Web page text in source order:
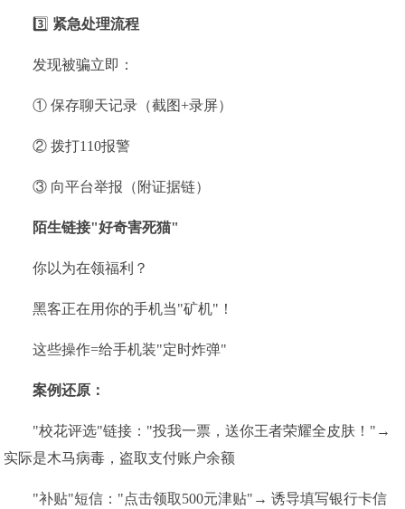
3️⃣ 紧急处理流程
发现被骗立即：
① 保存聊天记录（截图+录屏）
② 拨打110报警
③ 向平台举报（附证据链）
陌生链接"好奇害死猫"
你以为在领福利？
黑客正在用你的手机当"矿机"！
这些操作=给手机装"定时炸弹"
案例还原：
"校花评选"链接："投我一票，送你王者荣耀全皮肤！"→
实际是木马病毒，盗取支付账户余额
"补贴"短信："点击领取500元津贴"→ 诱导填写银行卡信